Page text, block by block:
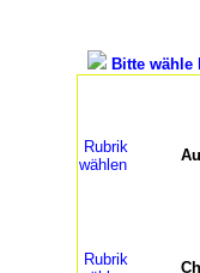
Bitte wähle
Rubrik
wählen
Rubrik